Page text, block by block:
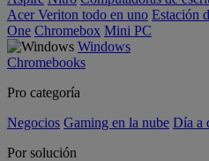
Acer Veriton todo en uno Estación
One Chromebox Mini PC
Windows
Chromebooks
Pro categoría
Negocios Gaming en la nube Día a
Por solución